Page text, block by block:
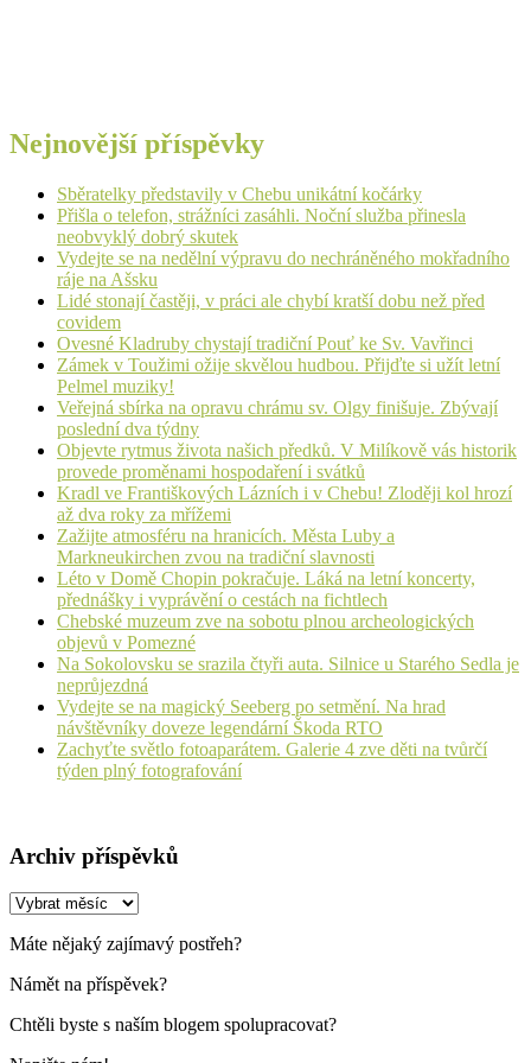
Nejnovější příspěvky
Sběratelky představily v Chebu unikátní kočárky
Přišla o telefon, strážníci zasáhli. Noční služba přinesla
neobvyklý dobrý skutek
Vydejte se na nedělní výpravu do nechráněného mokřadního
ráje na Ašsku
Lidé stonají častěji, v práci ale chybí kratší dobu než před
covidem
Ovesné Kladruby chystají tradiční Pouť ke Sv. Vavřinci
Zámek v Toužimi ožije skvělou hudbou. Přijďte si užít letní
Pelmel muziky!
Veřejná sbírka na opravu chrámu sv. Olgy finišuje. Zbývají
poslední dva týdny
Objevte rytmus života našich předků. V Milíkově vás historik
provede proměnami hospodaření i svátků
Kradl ve Františkových Lázních i v Chebu! Zloději kol hrozí
až dva roky za mřížemi
Zažijte atmosféru na hranicích. Města Luby a
Markneukirchen zvou na tradiční slavnosti
Léto v Domě Chopin pokračuje. Láká na letní koncerty,
přednášky i vyprávění o cestách na fichtlech
Chebské muzeum zve na sobotu plnou archeologických
objevů v Pomezné
Na Sokolovsku se srazila čtyři auta. Silnice u Starého Sedla je
neprůjezdná
Vydejte se na magický Seeberg po setmění. Na hrad
návštěvníky doveze legendární Škoda RTO
Zachyťte světlo fotoaparátem. Galerie 4 zve děti na tvůrčí
týden plný fotografování
Archiv příspěvků
Archiv
Máte nějaký zajímavý postřeh?
Námět na příspěvek?
Chtěli byste s naším blogem spolupracovat?